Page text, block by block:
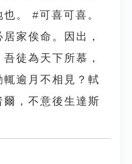
。 #可喜可喜。
家俟命。因出，
徒為天下所慕，
逾月不相見？軾
，不意後生達斯